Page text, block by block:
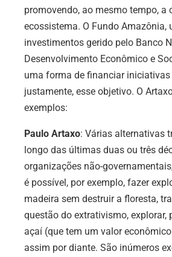
promovendo, ao mesmo tempo, a
ecossistema. O Fundo Amazônia,
investimentos gerido pelo Banco
Desenvolvimento Econômico e
uma forma de financiar iniciativas
justamente, esse objetivo. O
exemplos:
Paulo Artaxo: Várias alternativas
longo das últimas duas ou três
organizações não-
é possível, por exemplo, fazer
madeira sem destruir a floresta,
questão do extrativismo, explorar,
açaí (que tem um valor
assim por diante. São inúmeros